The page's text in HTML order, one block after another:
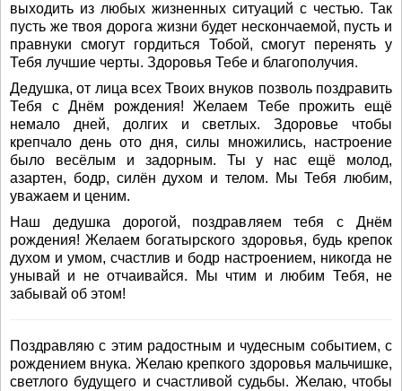
выходить из любых жизненных ситуаций с честью. Так
пусть же твоя дорога жизни будет нескончаемой, пусть и
правнуки смогут гордиться Тобой, смогут перенять у
Тебя лучшие черты. Здоровья Тебе и благополучия.
Дедушка, от лица всех Твоих внуков позволь поздравить
Тебя с Днём рождения! Желаем Тебе прожить ещё
немало дней, долгих и светлых. Здоровье чтобы
крепчало день ото дня, силы множились, настроение
было весёлым и задорным. Ты у нас ещё молод,
азартен, бодр, силён духом и телом. Мы Тебя любим,
уважаем и ценим.
Наш дедушка дорогой, поздравляем тебя с Днём
рождения! Желаем богатырского здоровья, будь крепок
духом и умом, счастлив и бодр настроением, никогда не
унывай и не отчаивайся. Мы чтим и любим Тебя, не
забывай об этом!
Поздравляю с этим радостным и чудесным событием, с
рождением внука. Желаю крепкого здоровья мальчишке,
светлого будущего и счастливой судьбы. Желаю, чтобы